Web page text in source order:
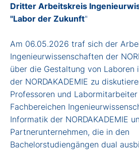
Dritter Arbeitskreis
"Labor der Zukunft"
Am 06.05.2026 traf sich der
Ingenieurwissenschaften der
über die Gestaltung von Laboren
der NORDAKADEMIE zu
Professoren und
Fachbereichen
Informatik der NORDAKADEMIE
Partnerunternehmen, die in den
Bachelorstudiengängen dual